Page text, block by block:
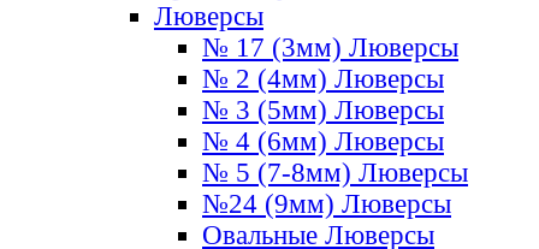
Люверсы
№ 17 (3мм) Люверсы
№ 2 (4мм) Люверсы
№ 3 (5мм) Люверсы
№ 4 (6мм) Люверсы
№ 5 (7-8мм) Люверсы
№24 (9мм) Люверсы
Овальные Люверсы